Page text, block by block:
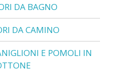
DA BAGNO
DA CAMINO
E POMOLI IN